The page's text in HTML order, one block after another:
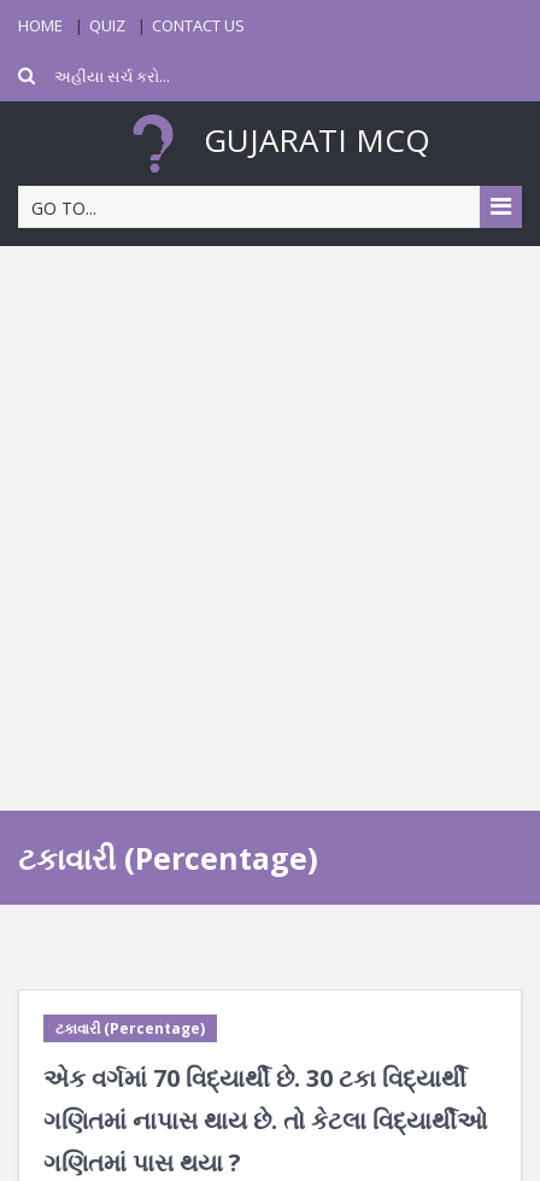
HOME QUIZ CONTACT US
GUJARATI MCQ
GO TO...
ટકાવારી (Percentage)
ટકાવારી (Percentage)
એક વર્ગમાં 70 વિદ્યાર્થી છે. 30 ટકા વિદ્યાર્થી
ગણિતમાં નાપાસ થાય છે. તો કેટલા વિદ્યાર્થીઓ
ગણિતમાં પાસ થયા ?